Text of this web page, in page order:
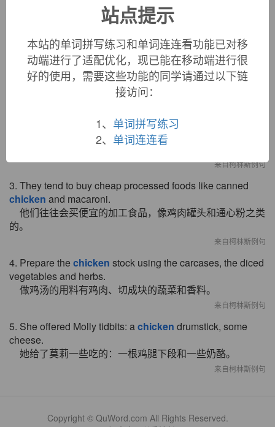
双语例句
1. He decided on roastchickenand vegetables, with apple
pie to follow.
他决定点烤鸡配蔬菜，然后再要一份苹果派。
2. I'm scared of the dark. I'm a bigchicken
我怕黑，是个十足的胆小鬼。
来自柯林斯例句
3. They tend to buy cheap processed foods like canned
chicken and macaroni.
他们往往会买便宜的加工食品，像鸡肉罐头和通心粉之类
的。
来自柯林斯例句
4. Prepare the chicken stock using the carcases, the diced
vegetables and herbs.
做鸡汤的用料有鸡肉、切成块的蔬菜和香料。
来自柯林斯例句
5. She offered Molly tidbits: achicken drumstick, some
cheese.
她给了莫莉一些吃的：一根鸡腿下段和一些奶酪。
来自柯林斯例句
Copyright © QuWord.com All Rights Reserved.
站点提示
本站的单词拼写练习和单词连连看功能已对移
动端进行了适配优化，现已能在移动端进行很
好的使用，需要这些功能的同学请通过以下链
接访问：
1、 单词拼写练习
2、 单词连连看